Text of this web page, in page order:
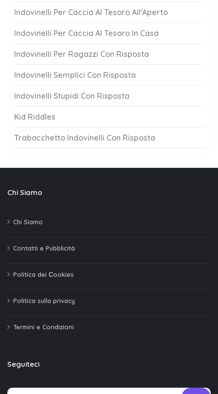
Indovinelli Per Caccia Al Tesoro All'Aperto
Indovinelli Per Caccia Al Tesoro In Casa
Indovinelli Per Ragazzi Con Risposta
Indovinelli Semplici Con Risposta
Indovinelli Stupidi Con Risposta
Kid Riddles
Trabocchetto Indovinelli Con Risposta
Chi Siamo
Chi Siamo
Contatti e Pubblicità
Politica dei Сookies
Politica sulla privacy
Termini e Condizioni
Seguiteci